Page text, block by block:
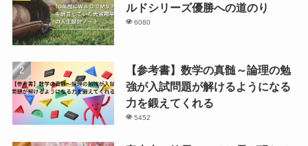
ルドシリーズ優勝への道のり
6080
【参考書】数学の真髄～論理の勉
強が入試問題が解けるようになる
力を鍛えてくれる
5452